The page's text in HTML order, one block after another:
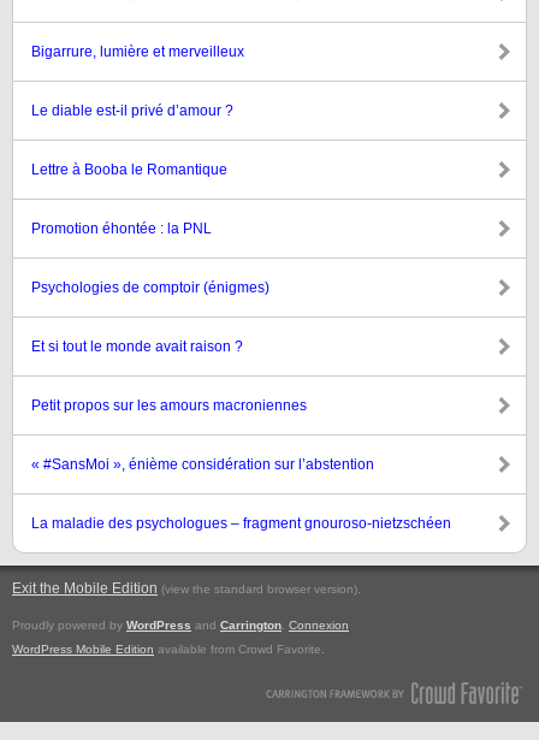
Bigarrure, lumière et merveilleux
Le diable est-il privé d’amour ?
Lettre à Booba le Romantique
Promotion éhontée : la PNL
Psychologies de comptoir (énigmes)
Et si tout le monde avait raison ?
Petit propos sur les amours macroniennes
« #SansMoi », énième considération sur l’abstention
La maladie des psychologues – fragment gnouroso-nietzschéen
Exit the Mobile Edition (view the standard browser version).
Proudly powered by WordPress and Carrington Connexion
WordPress Mobile Edition available from Crowd Favorite.